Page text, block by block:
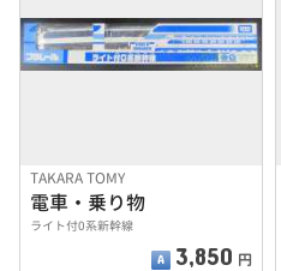
TAKARA TOMY
電車・乗り物
ライト付0系新幹線
3,850 円